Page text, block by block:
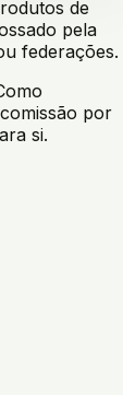
de
pela
federações.
por
si.